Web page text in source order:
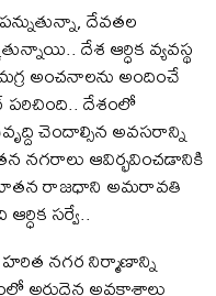
దేవతల
దేశ ఆర్ధిక వ్యవస్థ
అంచనాలను అందించే
పరిచింది.. దేశంలో
చెందాల్సిన అవసరాన్ని
నగరాలు ఆవిర్భవించడానికి
రాజధాని అమరావతి
సర్వే..
హరిత నగర నిర్మాణాన్ని
అరుదైన అవకాశాలు